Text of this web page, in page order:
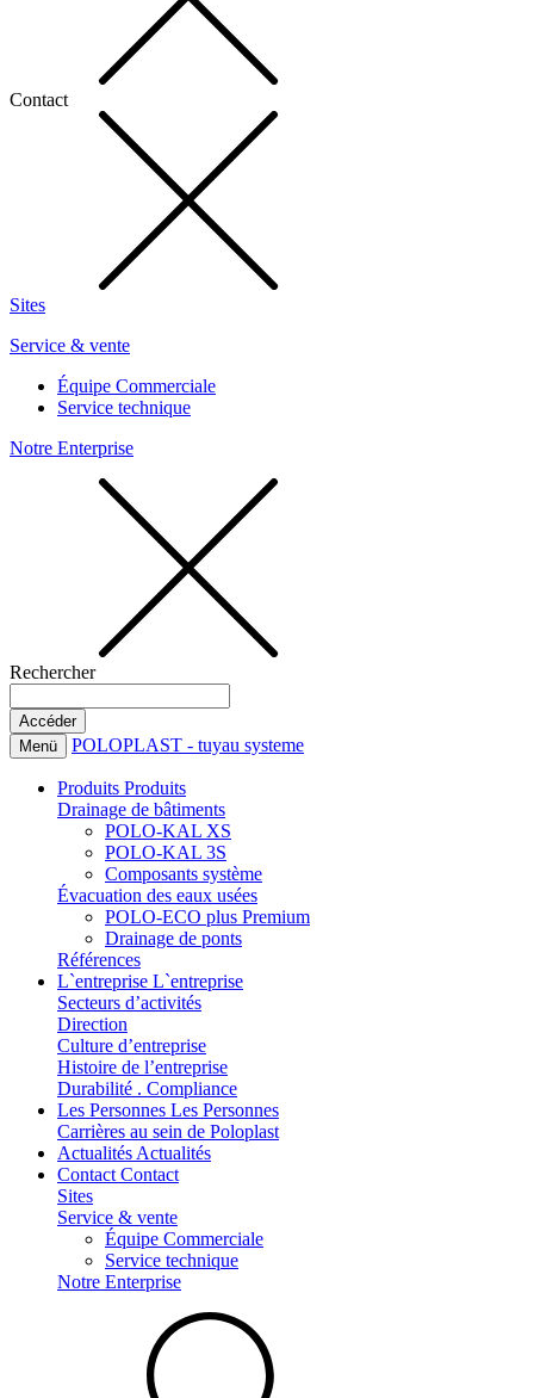
Contact
Sites
Service & vente
Équipe Commerciale
Service technique
Notre Enterprise
Rechercher
Menü POLOPLAST - tuyau systeme
Produits Produits
Drainage de bâtiments
POLO-KAL XS
POLO-KAL 3S
Composants système
Évacuation des eaux usées
POLO-ECO plus Premium
Drainage de ponts
Références
L`entreprise L`entreprise
Secteurs d’activités
Direction
Culture d’entreprise
Histoire de l’entreprise
Durabilité . Compliance
Les Personnes Les Personnes
Carrières au sein de Poloplast
Actualités Actualités
Contact Contact
Sites
Service & vente
Équipe Commerciale
Service technique
Notre Enterprise